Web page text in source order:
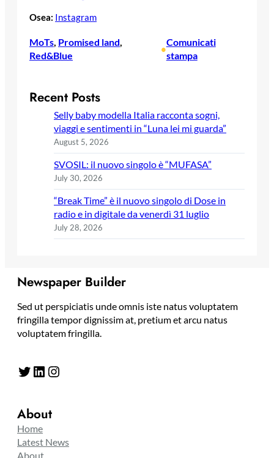
Osea: Instagram
MoTs, Promised land
Red&Blue
•
Comunicati
stampa
Recent Posts
Selly baby modella Italia racconta sogni,
viaggi e sentimenti in “Luna lei mi guarda”
August 5, 2026
SVOSIL: il nuovo singolo è “MUFASA”
July 30, 2026
“Break Time” è il nuovo singolo di Dose in
radio e in digitale da venerdì 31 luglio
July 28, 2026
Newspaper Builder
Sed ut perspiciatis unde omnis iste natus voluptatem
fringilla tempor dignissim at, pretium et arcu natus
voluptatem fringilla.
Twitter LinkedIn Instagram
About
Home
Latest News
About